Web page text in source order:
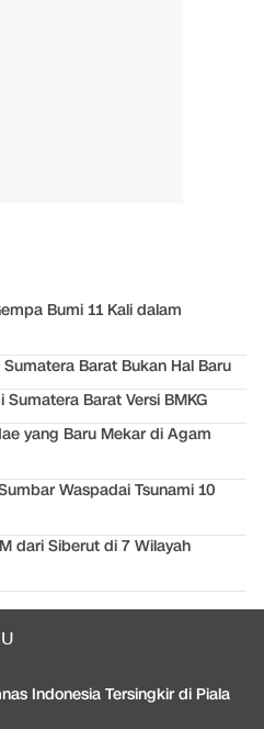
Bumi 11 Kali dalam
Barat Bukan Hal Baru
Barat Versi BMKG
yang Baru Mekar di Agam
Waspadai Tsunami 10
dari Siberut di 7 Wilayah
Indonesia Tersingkir di Piala